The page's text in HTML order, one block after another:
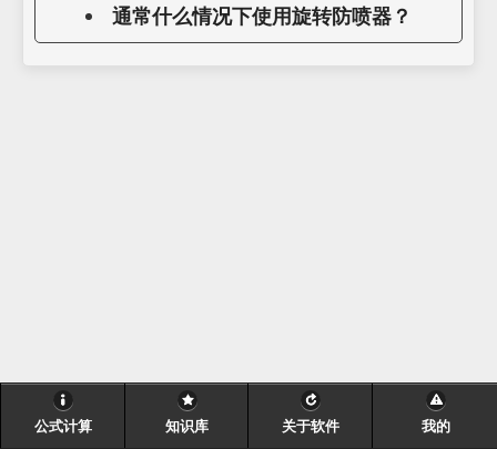
通常什么情况下使用旋转防喷器？
公式计算 知识库 关于软件 我的